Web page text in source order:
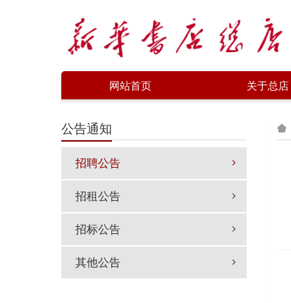
网站首页 关于总店
公告通知
招聘公告
招租公告
招标公告
其他公告